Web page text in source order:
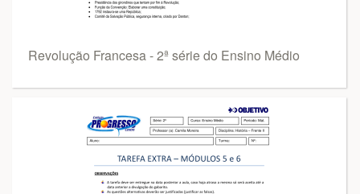
Revolução Francesa - 2ª série do Ensino Médio